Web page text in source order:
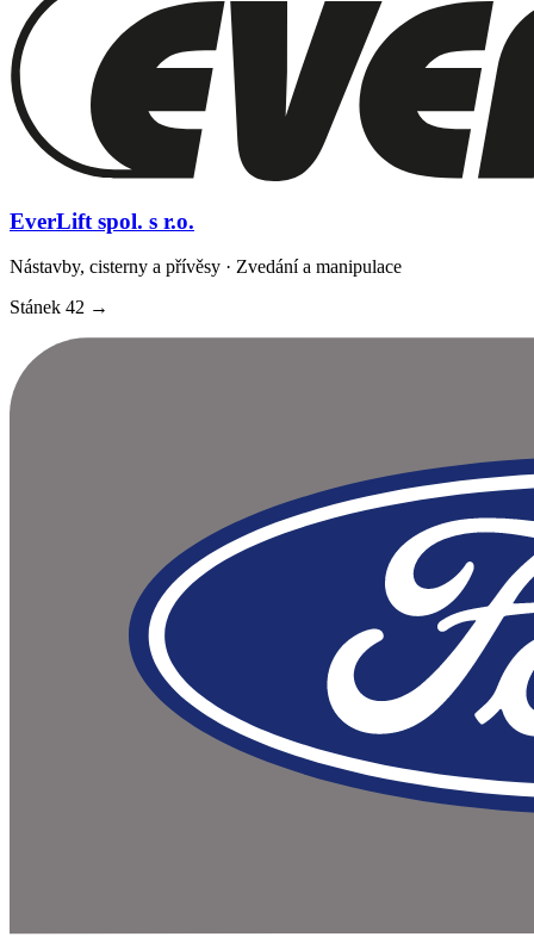
EverLift spol. s r.o.
Nástavby, cisterny a přívěsy · Zvedání a manipulace
Stánek 42 →